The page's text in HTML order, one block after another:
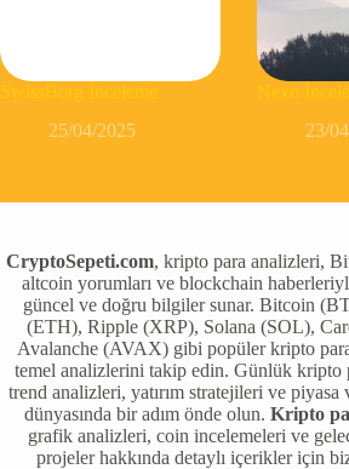
SwissBorg İnceleme
25/04/2025
Nexo
23/
CryptoSepeti.com, kripto para analizleri,
altcoin yorumları ve blockchain
güncel ve doğru bilgiler sunar. Bitcoin
(ETH), Ripple (XRP), Solana (SOL),
Avalanche (AVAX) gibi popüler kripto
temel analizlerini takip edin. Günlük kripto
trend analizleri, yatırım stratejileri ve
dünyasında bir adım önde olun.Kripto
grafik analizleri, coin incelemeleri ve
projeler hakkında detaylı içerikler için